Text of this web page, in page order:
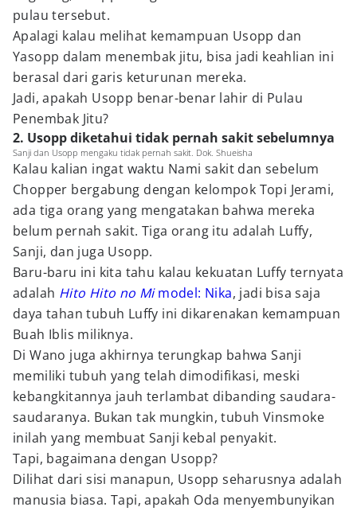
pulau tersebut.
Apalagi kalau melihat kemampuan Usopp dan
Yasopp dalam menembak jitu, bisa jadi keahlian ini
berasal dari garis keturunan mereka.
Jadi, apakah Usopp benar-benar lahir di Pulau
Penembak Jitu?
2. Usopp diketahui tidak pernah sakit sebelumnya
Sanji dan Usopp mengaku tidak pernah sakit. Dok. Shueisha
Kalau kalian ingat waktu Nami sakit dan sebelum
Chopper bergabung dengan kelompok Topi Jerami,
ada tiga orang yang mengatakan bahwa mereka
belum pernah sakit. Tiga orang itu adalah Luffy,
Sanji, dan juga Usopp.
Baru-baru ini kita tahu kalau kekuatan Luffy ternyata
adalah Hito Hito no Mimodel: Nika, jadi bisa saja
daya tahan tubuh Luffy ini dikarenakan kemampuan
Buah Iblis miliknya.
Di Wano juga akhirnya terungkap bahwa Sanji
memiliki tubuh yang telah dimodifikasi, meski
kebangkitannya jauh terlambat dibanding saudara-
saudaranya. Bukan tak mungkin, tubuh Vinsmoke
inilah yang membuat Sanji kebal penyakit.
Tapi, bagaimana dengan Usopp?
Dilihat dari sisi manapun, Usopp seharusnya adalah
manusia biasa. Tapi, apakah Oda menyembunyikan